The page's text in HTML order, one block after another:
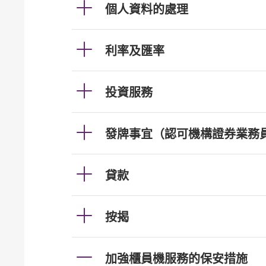
個人資料的處理
利率及匯率
投資服務
發牌事宜（認可機構證券業務
貸款
按揭
加強櫃員機服務的保安措施